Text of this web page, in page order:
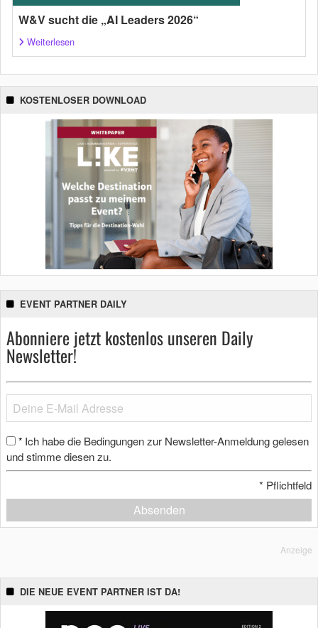
W&V sucht die „AI Leaders 2026“
Weiterlesen
KOSTENLOSER DOWNLOAD
EVENT PARTNER DAILY
Abonniere jetzt kostenlos unseren Daily
Newsletter!
* Ich habe die Bedingungen zur Newsletter-Anmeldung gelesen
und stimme diesen zu.
* Pflichtfeld
Absenden
Anzeige
DIE NEUE EVENT PARTNER IST DA!